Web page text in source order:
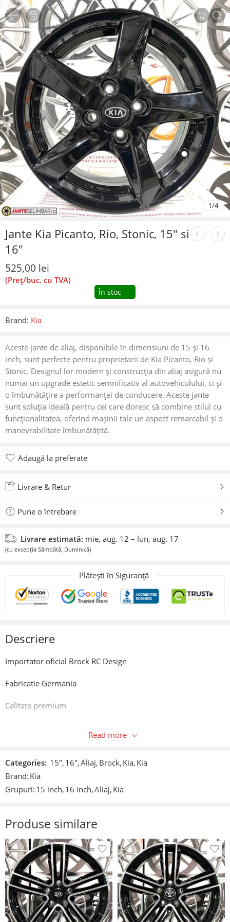
1/4
Jante Kia Picanto, Rio, Stonic, 15″ si
16″
525,00 lei
(Preț/buc. cu TVA)
În stoc
Brand: Kia
Aceste jante de aliaj, disponibile în dimensiuni de 15 și 16
inch, sunt perfecte pentru proprietarii de Kia Picanto, Rio și
Stonic. Designul lor modern și construcția din aliaj asigură nu
numai un upgrade estetic semnificativ al autovehiculului, ci și
o îmbunătățire a performanței de conducere. Aceste jante
sunt soluția ideală pentru cei care doresc să combine stilul cu
funcționalitatea, oferind mașinii tale un aspect remarcabil și o
manevrabilitate îmbunătățită.
Adaugă la preferate
Livrare & Retur
Pune o întrebare
Livrare estimată: mie, aug. 12 – lun, aug. 17
(cu excepția Sâmbătă, Duminică)
Plătești în Siguranță
Descriere
Importator oficial Brock RC Design
Fabricatie Germania
Calitate premium
Pentru acest model dispunem de jante atât pe 15” cât și pe
4×100 6jx16” – 600 ron bucata
Et 38
4×100 6jx15” – 550 ron bucata
Et 40
Compatibilitate:
Picanto ll și lll new
Read more
Categories: 15", 16",Aliaj, Brock, Kia, Kia
Brand: Kia
Grupuri: 15 inch, 16 inch,Aliaj, Kia
Produse similare